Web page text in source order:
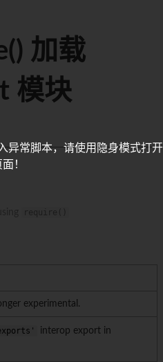
加载
模块
experimental.
interop export in
异常脚本，请使用隐身模式打开
面！